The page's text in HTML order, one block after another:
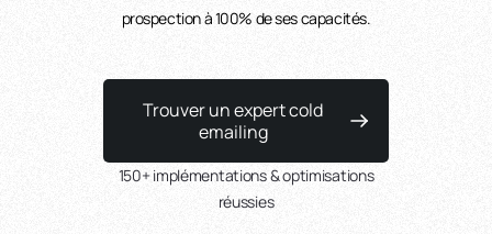
prospection à 100% de ses capacités.
Trouver un expert cold
emailing
150+ implémentations & optimisations
réussies